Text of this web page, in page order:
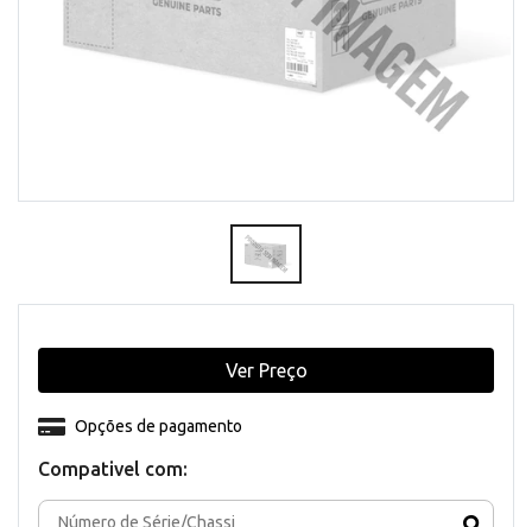
Compativel com:
Opções de pagamento
Ver Preço